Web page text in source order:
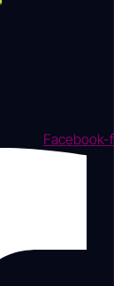
Facebook-f